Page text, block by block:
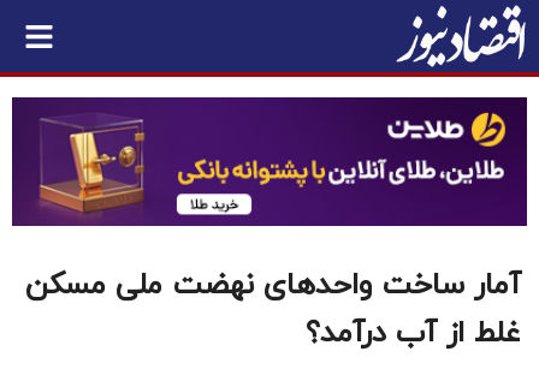
آمار ساخت واحدهای نهضت ملی مسکن
غلط از آب درآمد؟